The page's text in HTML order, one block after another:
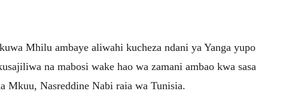
Mhilu ambaye aliwahi kucheza ndani ya Yanga yupo
na mabosi wake hao wa zamani ambao kwa sasa
Mkuu, Nasreddine Nabi raia wa Tunisia.